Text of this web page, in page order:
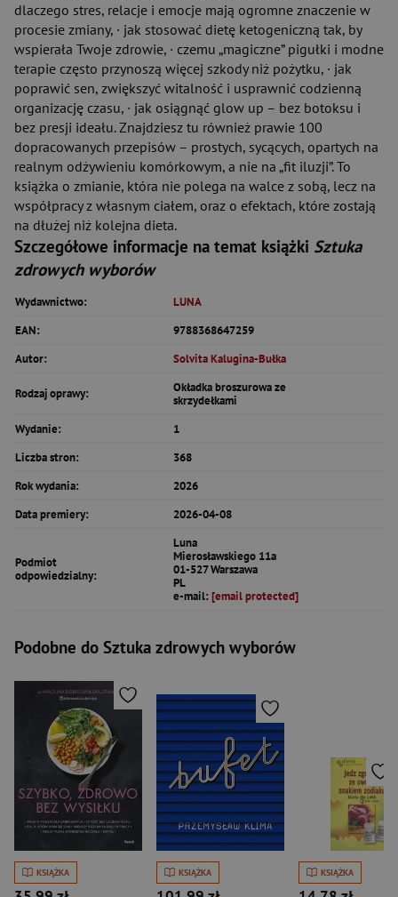
dlaczego stres, relacje i emocje mają ogromne znaczenie w
procesie zmiany, · jak stosować dietę ketogeniczną tak, by
wspierała Twoje zdrowie, · czemu „magiczne” pigułki i modne
terapie często przynoszą więcej szkody niż pożytku, · jak
poprawić sen, zwiększyć witalność i usprawnić codzienną
organizację czasu, · jak osiągnąć glow up – bez botoksu i
bez presji ideału. Znajdziesz tu również prawie 100
dopracowanych przepisów – prostych, sycących, opartych na
realnym odżywieniu komórkowym, a nie na „fit iluzji”. To
książka o zmianie, która nie polega na walce z sobą, lecz na
współpracy z własnym ciałem, oraz o efektach, które zostają
na dłużej niż kolejna dieta.
Szczegółowe informacje na temat książki Sztuka
zdrowych wyborów
Wydawnictwo:
LUNA
EAN:
9788368647259
Autor:
Solvita Kalugina-Bułka
Rodzaj oprawy:
Okładka broszurowa ze
skrzydełkami
Wydanie:
1
Liczba stron:
368
Rok wydania:
2026
Data premiery:
2026-04-08
Podmiot
odpowiedzialny:
Luna
Mierosławskiego 11a
01-527 Warszawa
PL
e-mail: [email protected]
Podobne do Sztuka zdrowych wyborów
KSIĄŻKA KSIĄŻKA KSIĄŻKA